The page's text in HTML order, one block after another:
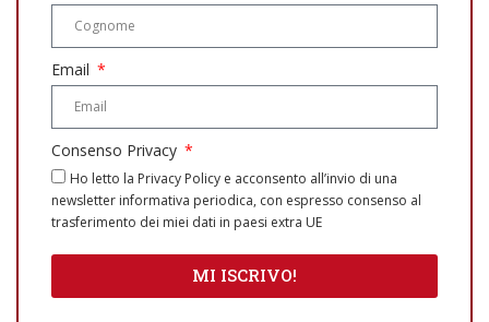
Email
Consenso Privacy
Ho letto la Privacy Policy e acconsento all’invio di una
newsletter informativa periodica, con espresso consenso al
trasferimento dei miei dati in paesi extra UE
MI ISCRIVO!